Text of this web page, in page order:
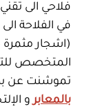
فلاحي الى
في الفلاحة
(اشجار مثمرة
المتخصص
تموشنت عن
بالمعابرو